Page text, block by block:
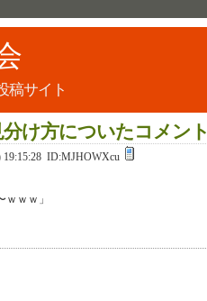
稿サイト
け方についたコメント
19:15:28 ID:MJHOWXcu
ｗｗ」